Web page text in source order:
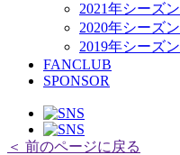
2021年シーズン
2020年シーズン
2019年シーズン
FANCLUB
SPONSOR
＜ 前のページに戻る